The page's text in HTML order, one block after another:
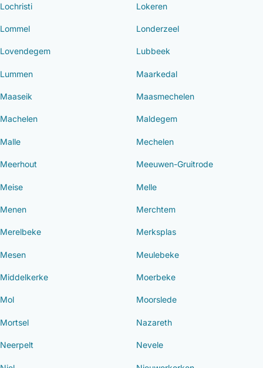
Lochristi Lokeren
Lommel Londerzeel
Lovendegem Lubbeek
Lummen Maarkedal
Maaseik Maasmechelen
Machelen Maldegem
Malle Mechelen
Meerhout Meeuwen-Gruitrode
Meise Melle
Menen Merchtem
Merelbeke Merksplas
Mesen Meulebeke
Middelkerke Moerbeke
Mol Moorslede
Mortsel Nazareth
Neerpelt Nevele